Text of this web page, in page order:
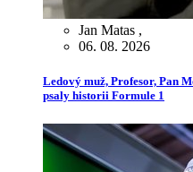
Jan Matas ,
06. 08. 2026
Ledový muž, Profesor, Pan
psaly historii Formule 1